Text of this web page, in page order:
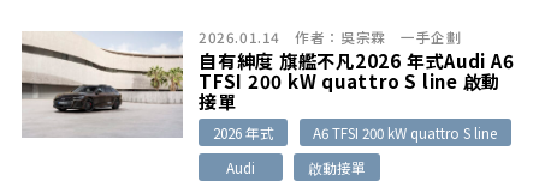
的碳纖維陶瓷矩陣煞車系統。
2026.01.14 作者： 吳宗霖 一手企劃
自有紳度 旗艦不凡2026 年式Audi A6
TFSI 200 kW quattro S line 啟動
接單
2026 年式
A6 TFSI 200 kW quattro S line
Audi
啟動接單